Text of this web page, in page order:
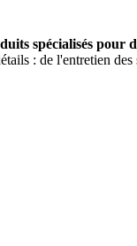
spécialisés pour
: de l'entretien